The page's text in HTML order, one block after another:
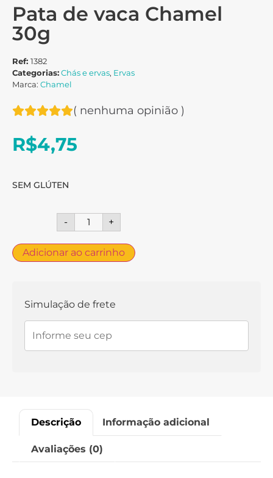
Pata de vaca Chamel
30g
Ref: 1382
Categorias:Chás e ervas, Ervas
Marca: Chamel
( nenhuma opinião )
R$4,75
SEM GLÚTEN
- +
Adicionar ao carrinho
Simulação de frete
Descrição Informação adicional
Avaliações (0)